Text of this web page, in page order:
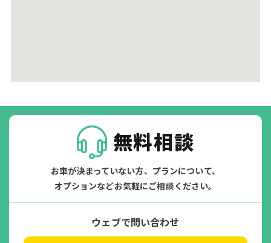
無料相談
お車が決まっていない方、プランについて、
オプションなどお気軽にご相談ください。
ウェブで問い合わせ